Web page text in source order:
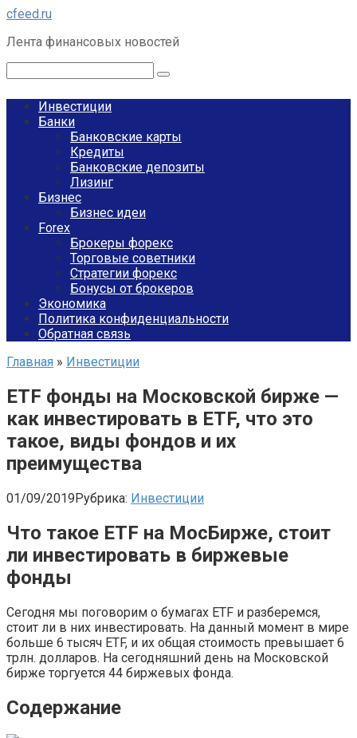
Перейти
контенту
cfeed.ru
Лента финансовых новостей
Инвестиции
Банки
Банковские карты
Кредиты
Банковские депозиты
Лизинг
Бизнес
Бизнес идеи
Forex
Брокеры форекс
Торговые советники
Стратегии форекс
Бонусы от брокеров
Экономика
Политика конфиденциальности
Обратная связь
Главная » Инвестиции
ETF фонды на Московской бирже —
как инвестировать в ETF, что это
такое, виды фондов и их
преимущества
01/09/2019Рубрика: Инвестиции
Что такое ETF на МосБирже, стоит
ли инвестировать в биржевые
фонды
Сегодня мы поговорим о бумагах ETF и разберемся,
стоит ли в них инвестировать. На данный момент в мире
больше 6 тысяч ETF, и их общая стоимость превышает 6
трлн. долларов. На сегодняшний день на Московской
бирже торгуется 44 биржевых фонда.
Содержание